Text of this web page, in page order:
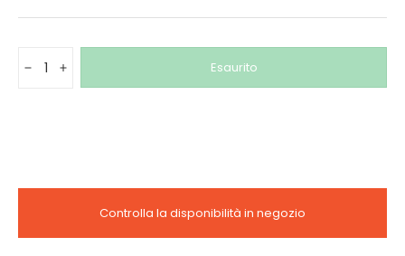
-
+ Esaurito
Controlla la disponibilità in negozio